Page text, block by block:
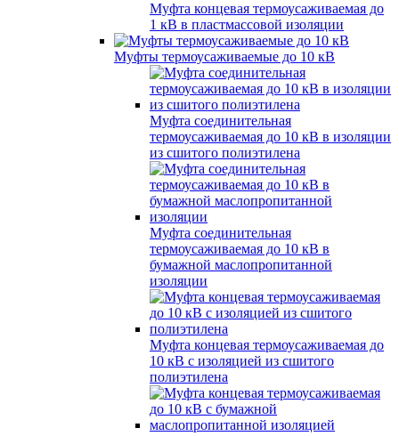
Муфта концевая термоусаживаемая до
1 кВ в пластмассовой изоляции
Муфты термоусаживаемые до 10 кВ
Муфта соединительная
термоусаживаемая до 10 кВ в изоляции
из сшитого полиэтилена
Муфта соединительная
термоусаживаемая до 10 кВ в
бумажной маслопропитанной
изоляции
Муфта концевая термоусаживаемая до
10 кВ с изоляцией из сшитого
полиэтилена